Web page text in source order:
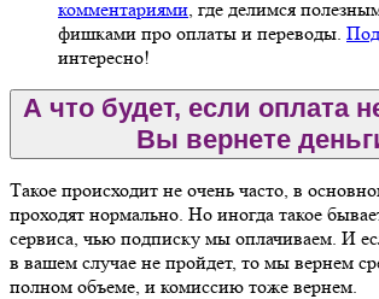
комментариями, где делимся
фишками про оплаты и переводы.
интересно!
А что будет, если оплата
Вы вернете
Такое происходит не очень часто, в
проходят нормально. Но иногда такое
сервиса, чью подписку мы оплачиваем. И
в вашем случае не пройдет, то мы вернем
полном объеме, и комиссию тоже вернем.